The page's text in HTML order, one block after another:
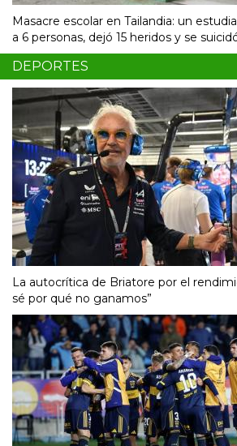
Masacre escolar en Tailandia: un
a 6 personas, dejó 15 heridos y se
DEPORTES
La autocrítica de Briatore por el
sé por qué no ganamos”